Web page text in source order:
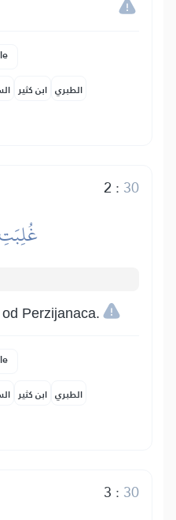
ابن كثير الطبري
2 : 30
Perzijanaca.
ابن كثير الطبري
3 : 30